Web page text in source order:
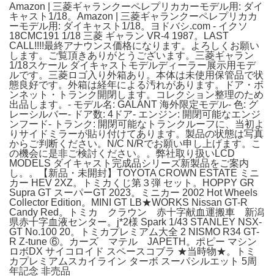
Amazon | 三菱ギャランクーペレプリカカーモデル用: ダイ
キャスト1/18。Amazon | 三菱ギャランクーペレプリカカ
ーモデル用: ダイキャスト1/18。ヨドバシ.com - イクソ
18CMC191 1/18 三菱 ギャラン VR-4 1987。LAST
CALL!!!!最終アナウンス価格になります。よろしくお願い
します。ご覧頂きありがとうございます。三菱ギャラン
1/18スケール ダイキャストモデルディーラー展示用モデ
ルです。三菱ロゴ入り外箱あり。本体は未使用保管品で状
態良好です。外箱は経年による汚れがあります。ドア・ボ
ンネット・トランク開閉します。コレクション整理のため
出品します。- モデル名: GALANT 海外限定モデル- 色: グ
レーシルバー- ドア数: 4ドア- エンジン: 開閉可能なエンジ
ンフード- トランク: 開閉可能なトランクルーフに、当初よ
りサイドミラーが貼り付けてあります。製品の状態は写真
からご判断ください。N/C N/Rでお願い申し上げます。こ
の機会に是非ご検討ください。。弊社取り扱いLCD
MODELS ダイキャスト完成品シリーズ新製品をご案内
し。。【新品・未開封】TOYOTA CROWN ESTATE ミニ
カー HEV 2XZ。トミカくじ第３弾 セット。HOPPY GR
Supra GT スーパーGT 2023。ミニカー 2002 Hot Wheels
Collector Edition。MINI GT LB★WORKS Nissan GT-R
Candy Red。トミカ クラウン 赤十字献血運搬車 新潟
県赤十字血液センター。j*2様 Spark 1/43 STANLEY NSX-
GT No.100 20。トミカプレミアム大全 2 NISMO R34 GT-
R Z-tune ⑥。カーズ マテル JAPETH。ポピー マシン
ロボDX サイコロイド スペースコブラ ★当時物★。トミ
カプレミアムスカイライン ターボ スーパシルエット 5周
年記念 非売品